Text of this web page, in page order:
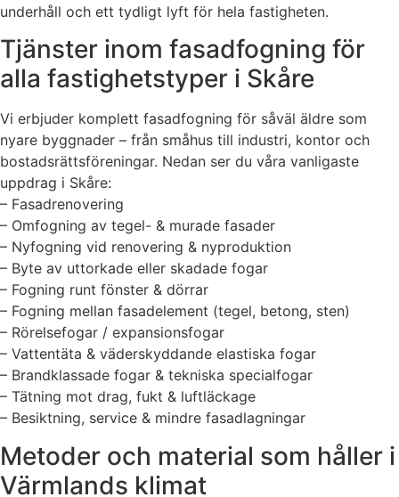
underhåll och ett tydligt lyft för hela fastigheten.
Tjänster inom fasadfogning för
alla fastighetstyper i Skåre
Vi erbjuder komplett fasadfogning för såväl äldre som
nyare byggnader – från småhus till industri, kontor och
bostadsrättsföreningar. Nedan ser du våra vanligaste
uppdrag i Skåre:
– Fasadrenovering
– Omfogning av tegel- & murade fasader
– Nyfogning vid renovering & nyproduktion
– Byte av uttorkade eller skadade fogar
– Fogning runt fönster & dörrar
– Fogning mellan fasadelement (tegel, betong, sten)
– Rörelsefogar / expansionsfogar
– Vattentäta & väderskyddande elastiska fogar
– Brandklassade fogar & tekniska specialfogar
– Tätning mot drag, fukt & luftläckage
– Besiktning, service & mindre fasadlagningar
Metoder och material som håller i
Värmlands klimat